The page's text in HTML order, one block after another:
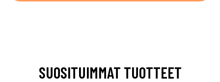
SUOSITUIMMAT TUOTTEET